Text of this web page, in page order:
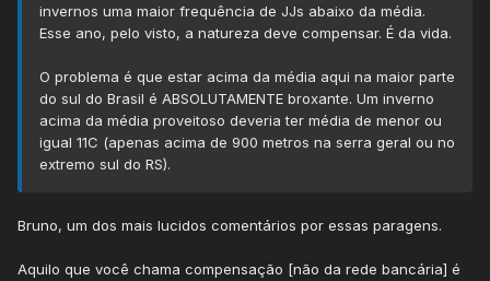
invernos uma maior frequência de JJs abaixo da média.
Esse ano, pelo visto, a natureza deve compensar. É da vida.
O problema é que estar acima da média aqui na maior parte
do sul do Brasil é ABSOLUTAMENTE broxante. Um inverno
acima da média proveitoso deveria ter média de menor ou
igual 11C (apenas acima de 900 metros na serra geral ou no
extremo sul do RS).
Bruno, um dos mais lucidos comentários por essas paragens.
Aquilo que você chama compensação [não da rede bancária] é